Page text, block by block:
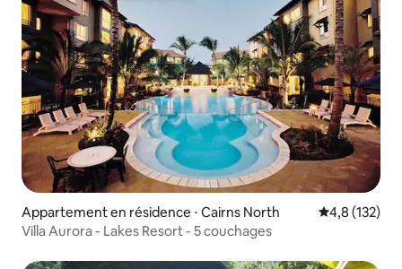
Appartement en résidence ⋅ Cairns North Évaluation
4,8 (132)
Villa Aurora - Lakes Resort - 5 couchages